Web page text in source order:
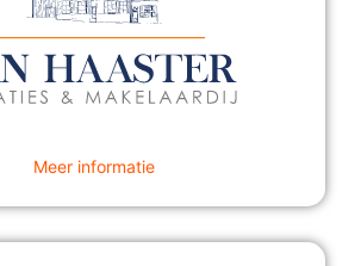
Meer informatie